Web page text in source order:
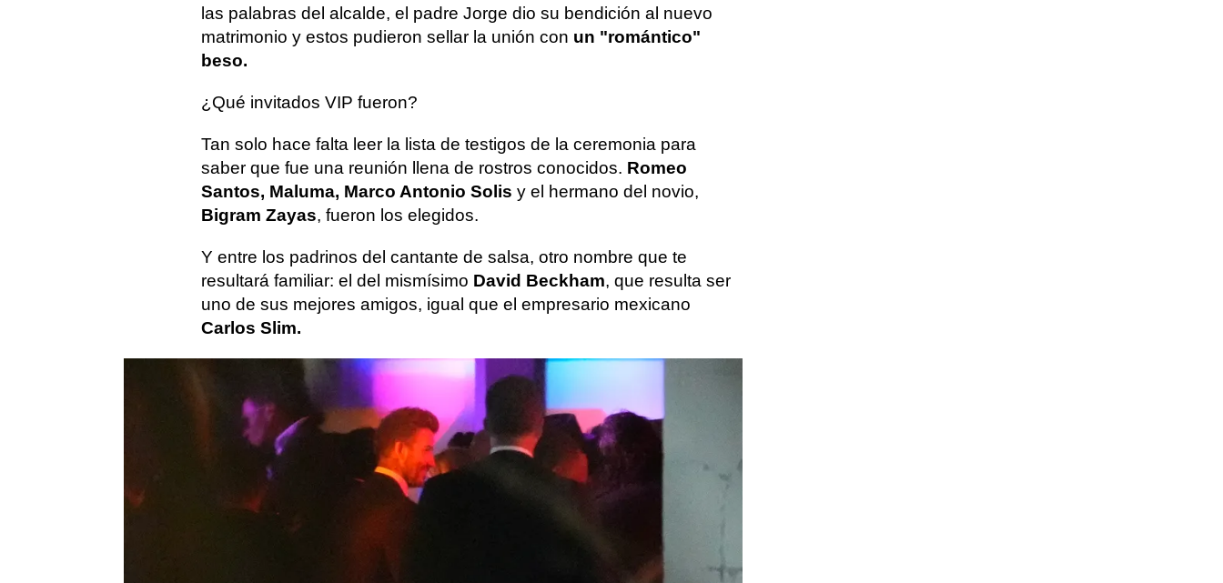
las palabras del alcalde, el padre Jorge dio su bendición al nuevo
matrimonio y estos pudieron sellar la unión con un "romántico"
beso.
¿Qué invitados VIP fueron?
Tan solo hace falta leer la lista de testigos de la ceremonia para
saber que fue una reunión llena de rostros conocidos. Romeo
Santos, Maluma, Marco Antonio Solis y el hermano del novio,
Bigram Zayas, fueron los elegidos.
Y entre los padrinos del cantante de salsa, otro nombre que te
resultará familiar: el del mismísimo David Beckham, que resulta ser
uno de sus mejores amigos, igual que el empresario mexicano
Carlos Slim.